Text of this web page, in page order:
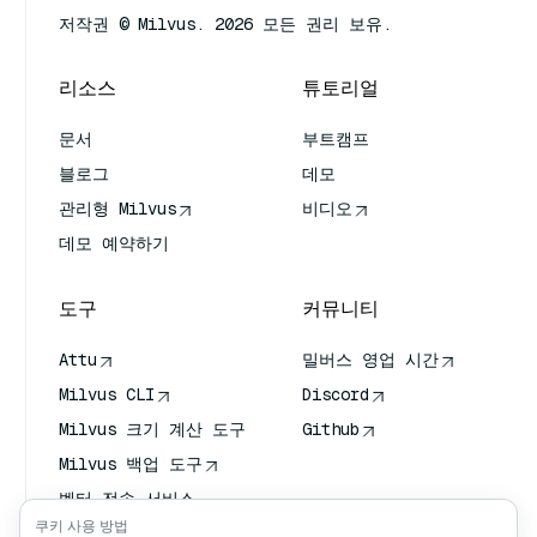
저작권 © Milvus. 2026 모든 권리 보유.
리소스
문서
블로그
관리형 Milvus
데모 예약하기
튜토리얼
부트캠프
데모
비디오
도구
Attu
Milvus CLI
Milvus 크기 계산 도구
Milvus 백업 도구
벡터 전송 서비스
(VTS)
커뮤니티
밀버스 영업 시간
Discord
Github
쿠키 사용 방법